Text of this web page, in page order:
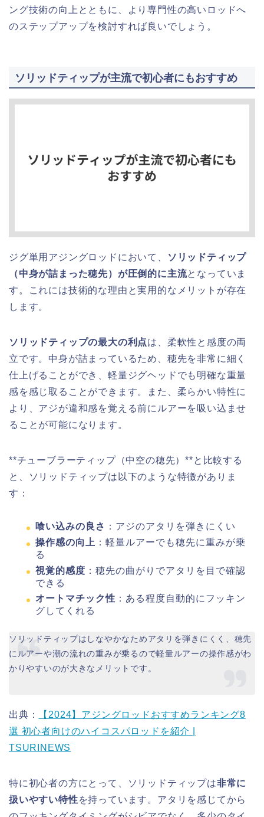
ング技術の向上とともに、より専門性の高いロッドへ
のステップアップを検討すれば良いでしょう。
ソリッドティップが主流で初心者にもおすすめ
ジグ単用アジングロッドにおいて、
ソリッドティップ
（中身が詰まった穂先）が圧倒的に主流となっていま
す。これには技術的な理由と実用的なメリットが存在
します。
ソリッドティップの最大の利点は、柔軟性と感度の両
立です。中身が詰まっているため、穂先を非常に細く
仕上げることができ、軽量ジグヘッドでも明確な重量
感を感じ取ることができます。また、柔らかい特性に
より、アジが違和感を覚える前にルアーを吸い込ませ
ることが可能になります。
**チューブラーティップ（中空の穂先）**と比較する
と、ソリッドティップは以下のような特徴がありま
す：
喰い込みの良さ ：アジのアタリを弾きにくい
操作感の向上 ：軽量ルアーでも穂先に重みが乗
る
視覚的感度 ：穂先の曲がりでアタリを目で確認
できる
オートマチック性 ：ある程度自動的にフッキン
グしてくれる
ソリッドティップはしなやかなためアタリを弾きにくく、穂先
にルアーや潮の流れの重みが乗るので軽量ルアーの操作感がわ
かりやすいのが大きなメリットです。
出典：
【2024】アジングロッドおすすめランキング8
選 初心者向けのハイコスパロッドを紹介 |
TSURINEWS
特に初心者の方にとって、ソリッドティップは非常に
扱いやすい特性を持っています。アタリを感じてから